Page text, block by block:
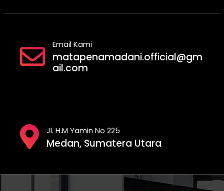
Email Kami
matapenamadani.official@gm
ail.com
Jl. H.M Yamin No 225
Medan, Sumatera Utara